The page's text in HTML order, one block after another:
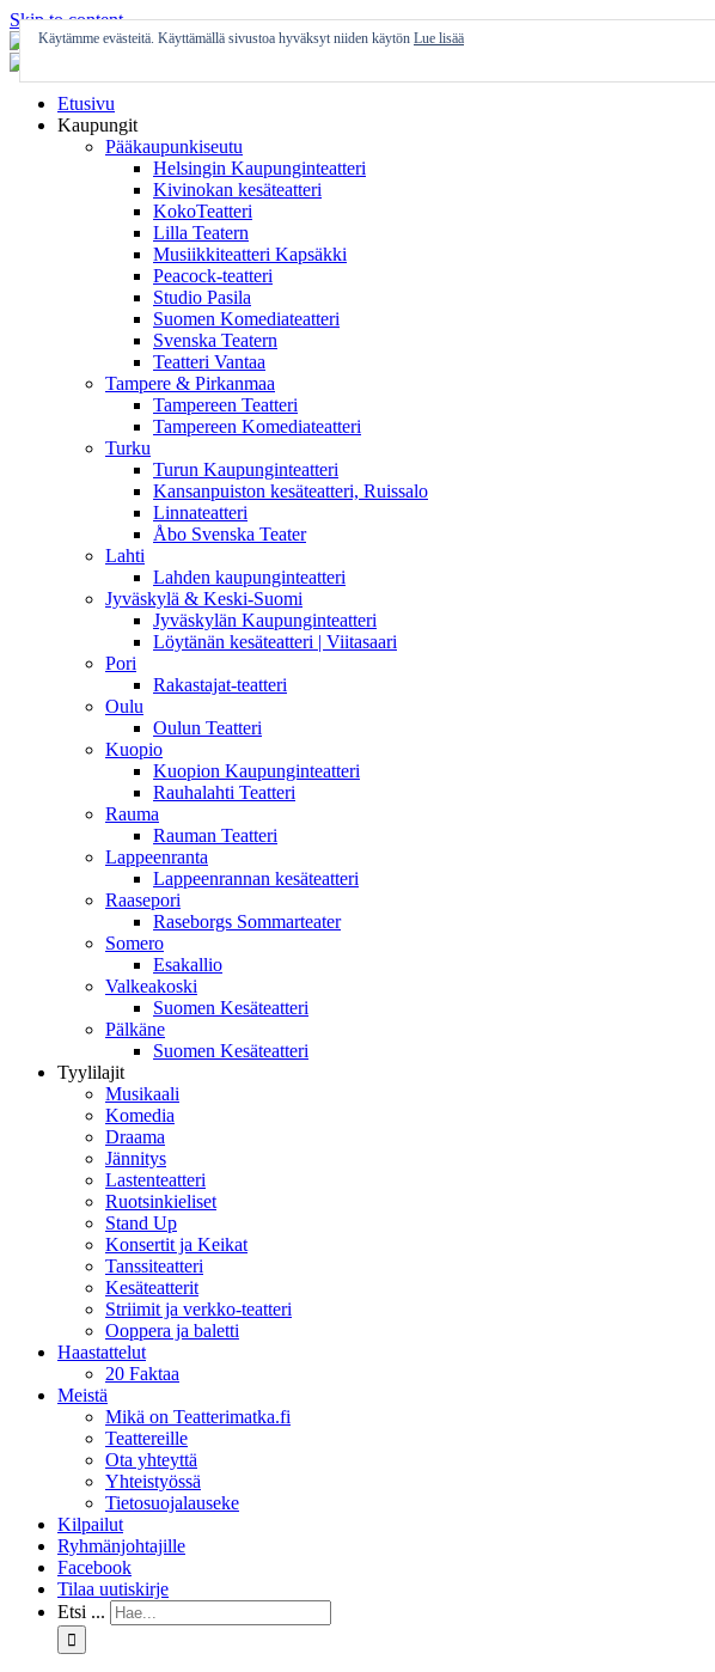
Skip to content
Etusivu
Kaupungit
Pääkaupunkiseutu
Helsingin Kaupunginteatteri
Kivinokan kesäteatteri
KokoTeatteri
Lilla Teatern
Musiikkiteatteri Kapsäkki
Peacock-teatteri
Studio Pasila
Suomen Komediateatteri
Svenska Teatern
Teatteri Vantaa
Tampere & Pirkanmaa
Tampereen Teatteri
Tampereen Komediateatteri
Turku
Turun Kaupunginteatteri
Kansanpuiston kesäteatteri, Ruissalo
Linnateatteri
Åbo Svenska Teater
Lahti
Lahden kaupunginteatteri
Jyväskylä & Keski-Suomi
Jyväskylän Kaupunginteatteri
Löytänän kesäteatteri | Viitasaari
Pori
Rakastajat-teatteri
Oulu
Oulun Teatteri
Kuopio
Kuopion Kaupunginteatteri
Rauhalahti Teatteri
Rauma
Rauman Teatteri
Lappeenranta
Lappeenrannan kesäteatteri
Raasepori
Raseborgs Sommarteater
Somero
Esakallio
Valkeakoski
Suomen Kesäteatteri
Pälkäne
Suomen Kesäteatteri
Tyylilajit
Musikaali
Komedia
Draama
Jännitys
Lastenteatteri
Ruotsinkieliset
Stand Up
Konsertit ja Keikat
Tanssiteatteri
Kesäteatterit
Striimit ja verkko-teatteri
Ooppera ja baletti
Haastattelut
20 Faktaa
Meistä
Mikä on Teatterimatka.fi
Teattereille
Ota yhteyttä
Yhteistyössä
Tietosuojalauseke
Kilpailut
Ryhmänjohtajille
Facebook
Tilaa uutiskirje
Etsi ...
Käytämme evästeitä. Käyttämällä sivustoa hyväksyt niiden käytön Lue lisää